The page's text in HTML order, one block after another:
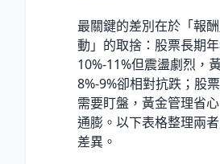
最關鍵的差別在於「報
動」的取捨：股票長期
10%-11%但震盪劇烈，
8%-9%卻相對抗跌；股
需要盯盤，黃金管理省
通膨。以下表格整理兩
差異。